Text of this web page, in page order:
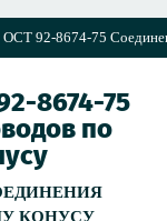
92-8674-75
8674-75
по
КОНУСУ